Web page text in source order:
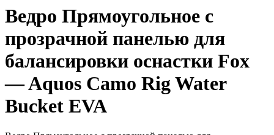
Ведро Прямоугольное с
прозрачной панелью для
балансировки оснастки Fox
— Aquos Camo Rig Water
Bucket EVA